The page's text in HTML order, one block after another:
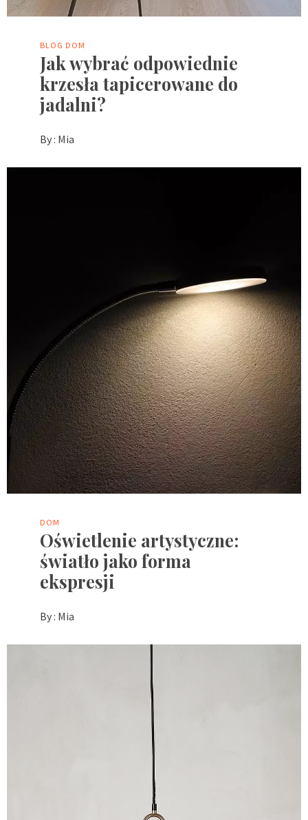
BLOG DOM
Jak wybrać odpowiednie
krzesła tapicerowane do
jadalni?
By : Mia
DOM
Oświetlenie artystyczne:
światło jako forma
ekspresji
By : Mia